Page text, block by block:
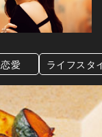
恋愛 ライフスタ